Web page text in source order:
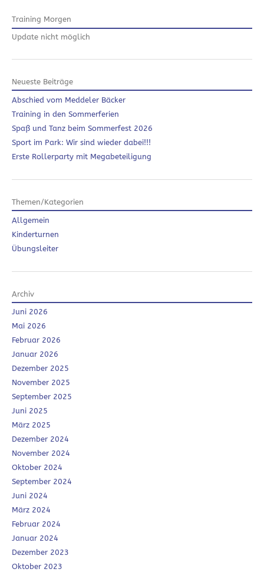
Training Morgen
Update nicht möglich
Neueste Beiträge
Abschied vom Meddeler Bäcker
Training in den Sommerferien
Spaß und Tanz beim Sommerfest 2026
Sport im Park: Wir sind wieder dabei!!!
Erste Rollerparty mit Megabeteiligung
Themen/Kategorien
Allgemein
Kinderturnen
Übungsleiter
Archiv
Juni 2026
Mai 2026
Februar 2026
Januar 2026
Dezember 2025
November 2025
September 2025
Juni 2025
März 2025
Dezember 2024
November 2024
Oktober 2024
September 2024
Juni 2024
März 2024
Februar 2024
Januar 2024
Dezember 2023
Oktober 2023